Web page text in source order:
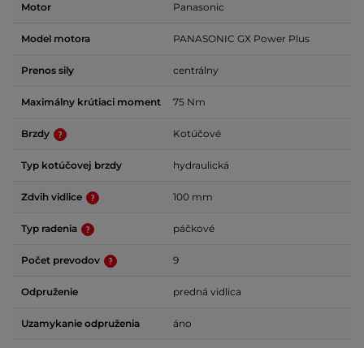
Motor Panasonic
Model motora PANASONIC GX Power Plus
Prenos sily centrálny
Maximálny krútiaci moment 75 Nm
Brzdy Kotúčové
Typ kotúčovej brzdy hydraulická
Zdvih vidlice 100 mm
Typ radenia páčkové
Počet prevodov 9
Odpruženie predná vidlica
Uzamykanie odpruženia áno